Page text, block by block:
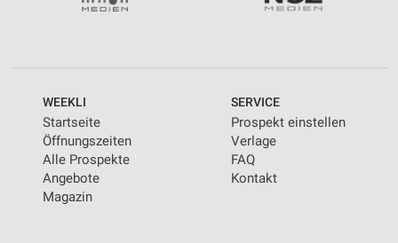
WEEKLI
Startseite
Öffnungszeiten
Alle Prospekte
Angebote
Magazin
SERVICE
Prospekt einstellen
Verlage
FAQ
Kontakt